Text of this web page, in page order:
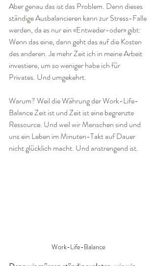
Aber genau das ist das Problem. Denn dieses
ständige Ausbalancieren kann zur Stress-Falle
werden, da es nur ein «Entweder-oder» gibt:
Wenn das eine, dann geht das auf die Kosten
des anderen. Je mehr Zeit ich in meine Arbeit
investiere, um so weniger habe ich für
Privates. Und umgekehrt.
Warum? Weil die Währung der Work-Life-
Balance Zeit ist und Zeit ist eine begrenzte
Ressource. Und weil wir Menschen sind und
uns ein Leben im Minuten-Takt auf Dauer
nicht glücklich macht. Und anstrengend ist.
Work-Life-Balance